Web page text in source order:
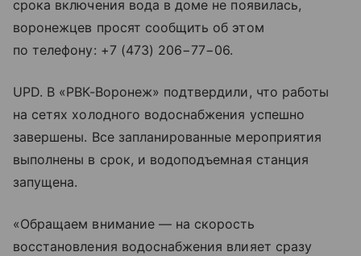
срока включения вода в доме не появилась,
воронежцев просят сообщить об этом
по телефону: +7 (473) 206−77−06.
UPD. В «РВК-Воронеж» подтвердили, что работы
на сетях холодного водоснабжения успешно
завершены. Все запланированные мероприятия
выполнены в срок, и водоподъемная станция
запущена.
«Обращаем внимание — на скорость
восстановления водоснабжения влияет сразу